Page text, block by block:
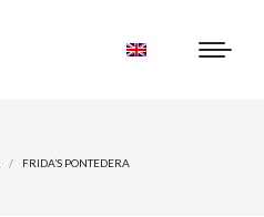
FRIDA’S PONTEDERA